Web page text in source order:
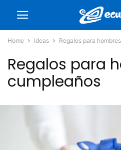
Home Ideas Regalos para
Regalos para
cumpleaños